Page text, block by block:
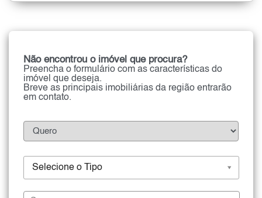
Não encontrou o imóvel que procura?
Preencha o formulário com as características do
imóvel que deseja.
Breve as principais imobiliárias da região entrarão
em contato.
Selecione o Tipo